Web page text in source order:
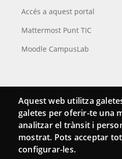
Accés a aquest portal
Mattermost Punt TIC
Moodle CampusLab
Connecta
Bustia de contacte
Butlletins
Aquest web utilitza
galetes per oferir-te una
analitzar el trànsit i
mostrat. Pots acceptar
configurar-les.